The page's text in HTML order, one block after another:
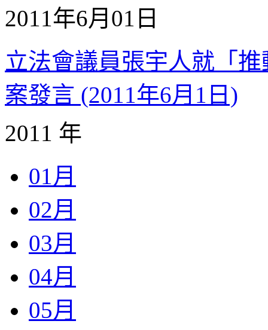
2011年6月01日
立法會議員張宇人就「
案發言 (2011年6月1日)
2011 年
01月
02月
03月
04月
05月